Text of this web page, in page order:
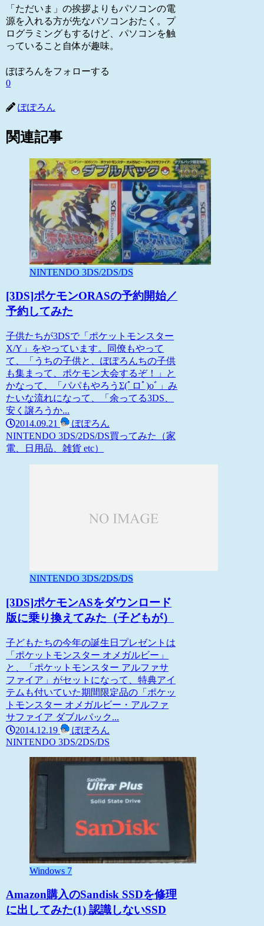
「ただいま」の挨拶よりもパソコンの電
源を入れる方が先なパソコンおたく。プ
ログラミングもするけど、パソコンを触
っていること自体が趣味。
ぽぽろんをフォローする
0
ぽぽろん
関連記事
NINTENDO 3DS/2DS/DS
[3DS]ポケモンORASの予約開始／
予約してみた
子供たちが3DSで「ポケットモンスター
X/Y」をやっています。同僚もやって
て、「うちの子供と、ぽぽろんちの子供
も集まって、ポケモン大会するぞ！」と
かなって、「パパもやろうΣ(ﾟロﾟ)oﾞ」み
たいな流れになって、「余ってる3DS、
安く譲ろうか...
2014.09.21
ぽぽろん
NINTENDO 3DS/2DS/DS買ってみた（家
電、日用品、雑貨 etc）
NINTENDO 3DS/2DS/DS
[3DS]ポケモンASをダウンロード
版に乗り換えてみた（子どもが）
子どもたちの今年の誕生日プレゼントは
「ポケットモンスター オメガルビー」
と、「ポケットモンスター アルファサ
ファイア」がセットになって、特典アイ
テムも付いていた期間限定品の「ポケッ
トモンスター オメガルビー・アルファ
サファイア ダブルパック...
2014.12.19
ぽぽろん
NINTENDO 3DS/2DS/DS
Windows 7
Amazon購入のSandisk SSDを修理
に出してみた(1) 認識しないSSD